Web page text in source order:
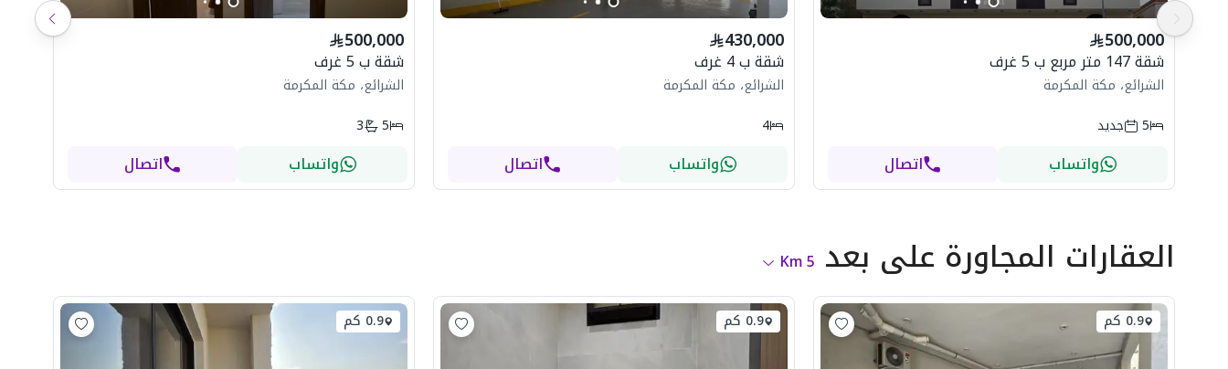
500,000
شقة 147 متر مربع ب 5 غرف
الشرائع، مكة المكرمة
5
جديد
واتساب اتصال
430,000
شقة ب 4 غرف
الشرائع، مكة المكرمة
4
واتساب اتصال
500,000
شقة ب 5 غرف
الشرائع، مكة المكرمة
5
3
واتساب اتصال
العقارات المجاورة على بعد 5
Km
0.9 كم 0.9 كم 0.9 كم